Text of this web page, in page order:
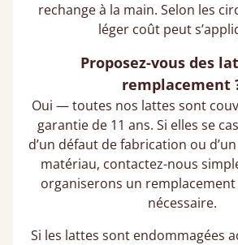
rechange à la main. Selon les
léger coût peut
Proposez-vous des
remplacement
Oui — toutes nos lattes sont
garantie de 11 ans. Si elles se
d’un défaut de fabrication ou
matériau, contactez-nous
organiserons un
nécessaire.
Si les lattes sont endommagées